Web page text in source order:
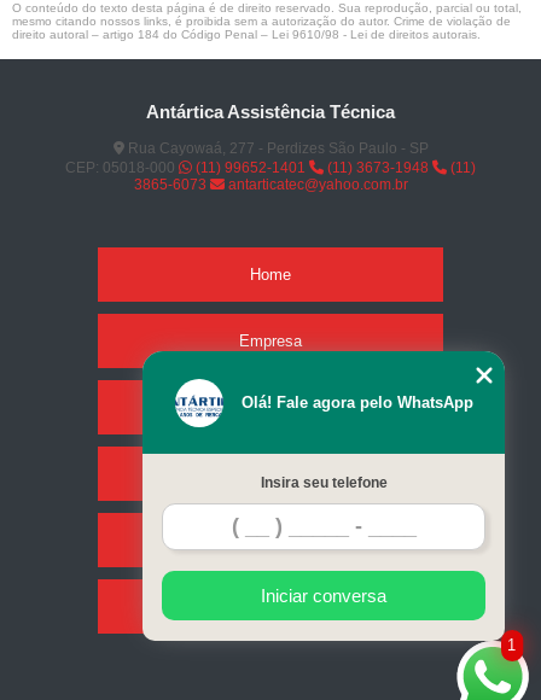
O conteúdo do texto desta página é de direito reservado. Sua reprodução, parcial ou total,
mesmo citando nossos links, é proibida sem a autorização do autor. Crime de violação de
direito autoral – artigo 184 do Código Penal – Lei 9610/98 - Lei de direitos autorais
Antártica Assistência Técnica
Rua Cayowaá, 277 - Perdizes São Paulo - SP
CEP: 05018-000
(11) 99652-1401 (11) 3673-1948
(11)
3865-6073
antarticatec@yahoo.com.br
Home
Empresa
Missão
Serviços
Contato
Mapa do site
1
Olá! Fale agora pelo WhatsApp
Insira seu telefone
Iniciar conversa